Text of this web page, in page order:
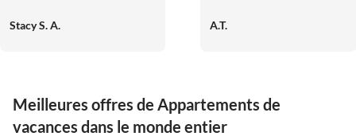
gepasst. Die Kommunikation
können die Unterkunft auf
jeden Fall weiterempfehlen.
Stacy S. A.
einmal für Ihre
die Menschen sind wirklich
sehr nett und das leckere
griechische Essen ist nur zu
A.T.
Meilleures offres de Appartements de
vacances dans le monde entier